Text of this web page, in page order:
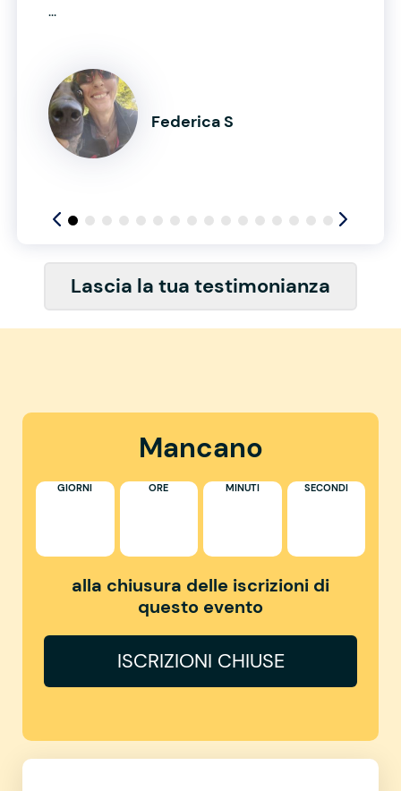
...
Federica S
Lascia la tua testimonianza
Mancano
GIORNI ORE MINUTI SECONDI
alla chiusura delle iscrizioni di
questo evento
ISCRIZIONI CHIUSE